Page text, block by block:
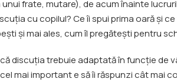
frate, mutare), de acum înainte
cu copilul? Ce îi spui prima oară și
și mai ales, cum îl pregătești pentru
discuția trebuie adaptată în funcție de
mai important e să îi răspunzi cât mai